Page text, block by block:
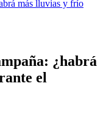
más lluvias y frío
¿habrá
el